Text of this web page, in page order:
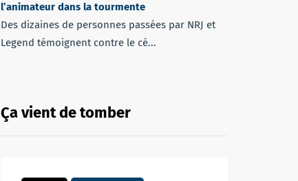
l’animateur dans la tourmente
Des dizaines de personnes passées par NRJ et
Legend témoignent contre le cé...
Ça vient de tomber